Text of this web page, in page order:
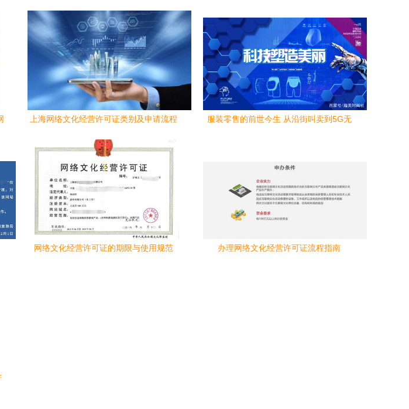
上海网络文化经营许可证类别及申请流程
服装零售的前世今生 从沿街叫卖到5G无
网络文化经营许可证的期限与使用规范 办理网络文化经营许可证流程指南